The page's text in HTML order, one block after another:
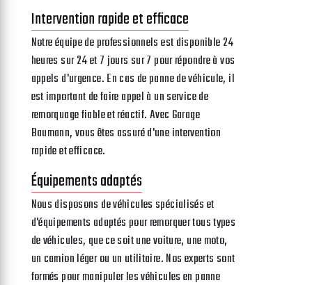
Intervention rapide et efficace
Notre équipe de professionnels est disponible 24
heures sur 24 et 7 jours sur 7 pour répondre à vos
appels d'urgence. En cas de panne de véhicule, il
est important de faire appel à un service de
remorquage fiable et réactif. Avec Garage
Baumann, vous êtes assuré d'une intervention
rapide et efficace.
Équipements adaptés
Nous disposons de véhicules spécialisés et
d'équipements adaptés pour remorquer tous types
de véhicules, que ce soit une voiture, une moto,
un camion léger ou un utilitaire. Nos experts sont
formés pour manipuler les véhicules en panne